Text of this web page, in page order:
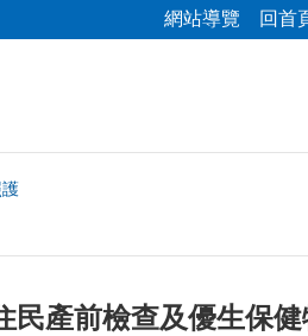
網站導覽 回首
民產前檢查及優生保健